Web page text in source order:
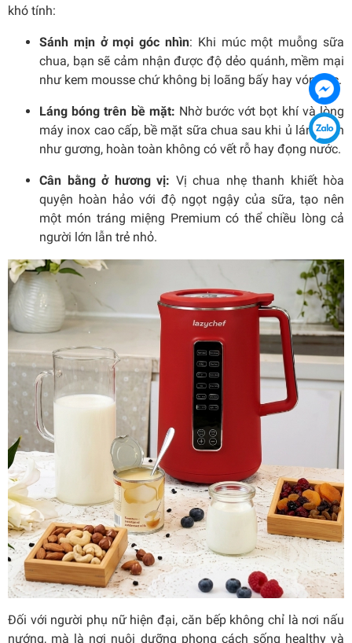
khó tính:
Sánh mịn ở mọi góc nhìn: Khi múc một muỗng sữa
chua, bạn sẽ cảm nhận được độ dẻo quánh, mềm mại
như kem mousse chứ không bị loãng bấy hay vón cục.
Láng bóng trên bề mặt: Nhờ bước vớt bọt khí và lòng
máy inox cao cấp, bề mặt sữa chua sau khi ủ láng mịn
như gương, hoàn toàn không có vết rỗ hay đọng nước.
Cân bằng ở hương vị: Vị chua nhẹ thanh khiết hòa
quyện hoàn hảo với độ ngọt ngậy của sữa, tạo nên
một món tráng miệng Premium có thể chiều lòng cả
người lớn lẫn trẻ nhỏ.
Đối với người phụ nữ hiện đại, căn bếp không chỉ là nơi nấu
nướng, mà là nơi nuôi dưỡng phong cách sống healthy và